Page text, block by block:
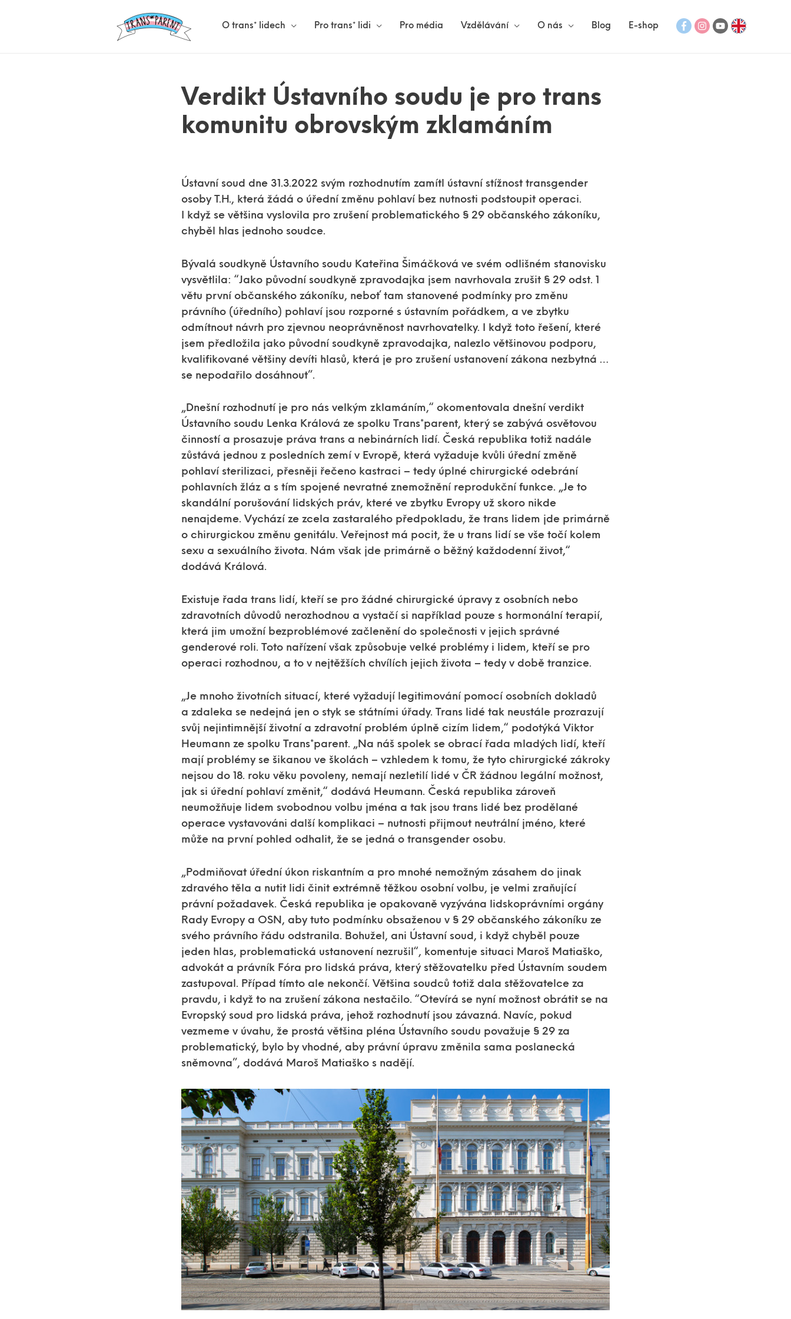
O trans* lidech Pro trans* lidi Pro média Vzdělávání O nás Blog E-shop
Verdikt Ústavního soudu je pro trans
komunitu obrovským zklamáním
Ústavní soud dne 31.3.2022 svým rozhodnutím zamítl ústavní stížnost transgender
osoby T.H., která žádá o úřední změnu pohlaví bez nutnosti podstoupit operaci.
I když se většina vyslovila pro zrušení problematického § 29 občanského zákoníku,
chyběl hlas jednoho soudce.
Bývalá soudkyně Ústavního soudu Kateřina Šimáčková ve svém odlišném stanovisku
vysvětlila: “Jako původní soudkyně zpravodajka jsem navrhovala zrušit § 29 odst. 1
větu první občanského zákoníku, neboť tam stanovené podmínky pro změnu
právního (úředního) pohlaví jsou rozporné s ústavním pořádkem, a ve zbytku
odmítnout návrh pro zjevnou neoprávněnost navrhovatelky. I když toto řešení, které
jsem předložila jako původní soudkyně zpravodajka, nalezlo většinovou podporu,
kvalifikované většiny devíti hlasů, která je pro zrušení ustanovení zákona nezbytná …
se nepodařilo dosáhnout”.
„Dnešní rozhodnutí je pro nás velkým zklamáním,“ okomentovala dnešní verdikt
Ústavního soudu Lenka Králová ze spolku Trans*parent, který se zabývá osvětovou
činností a prosazuje práva trans a nebinárních lidí. Česká republika totiž nadále
zůstává jednou z posledních zemí v Evropě, která vyžaduje kvůli úřední změně
pohlaví sterilizaci, přesněji řečeno kastraci – tedy úplné chirurgické odebrání
pohlavních žláz a s tím spojené nevratné znemožnění reprodukční funkce. „Je to
skandální porušování lidských práv, které ve zbytku Evropy už skoro nikde
nenajdeme. Vychází ze zcela zastaralého předpokladu, že trans lidem jde primárně
o chirurgickou změnu genitálu. Veřejnost má pocit, že u trans lidí se vše točí kolem
sexu a sexuálního života. Nám však jde primárně o běžný každodenní život,“
dodává Králová.
Existuje řada trans lidí, kteří se pro žádné chirurgické úpravy z osobních nebo
zdravotních důvodů nerozhodnou a vystačí si například pouze s hormonální terapií,
která jim umožní bezproblémové začlenění do společnosti v jejich správné
genderové roli. Toto nařízení však způsobuje velké problémy i lidem, kteří se pro
operaci rozhodnou, a to v nejtěžších chvílích jejich života – tedy v době tranzice.
„Je mnoho životních situací, které vyžadují legitimování pomocí osobních dokladů
a zdaleka se nedejná jen o styk se státními úřady. Trans lidé tak neustále prozrazují
svůj nejintimnější životní a zdravotní problém úplně cizím lidem,“ podotýká Viktor
Heumann ze spolku Trans*parent. „Na náš spolek se obrací řada mladých lidí, kteří
mají problémy se šikanou ve školách – vzhledem k tomu, že tyto chirurgické zákroky
nejsou do 18. roku věku povoleny, nemají nezletilí lidé v ČR žádnou legální možnost,
jak si úřední pohlaví změnit,“ dodává Heumann. Česká republika zároveň
neumožňuje lidem svobodnou volbu jména a tak jsou trans lidé bez prodělané
operace vystavováni další komplikaci – nutnosti přijmout neutrální jméno, které
může na první pohled odhalit, že se jedná o transgender osobu.
„Podmiňovat úřední úkon riskantním a pro mnohé nemožným zásahem do jinak
zdravého těla a nutit lidi činit extrémně těžkou osobní volbu, je velmi zraňující
právní požadavek. Česká republika je opakovaně vyzývána lidskoprávními orgány
Rady Evropy a OSN, aby tuto podmínku obsaženou v § 29 občanského zákoníku ze
svého právního řádu odstranila. Bohužel, ani Ústavní soud, i když chyběl pouze
jeden hlas, problematická ustanovení nezrušil“, komentuje situaci Maroš Matiaško,
advokát a právník Fóra pro lidská práva, který stěžovatelku před Ústavním soudem
zastupoval. Případ tímto ale nekončí. Většina soudců totiž dala stěžovatelce za
pravdu, i když to na zrušení zákona nestačilo. “Otevírá se nyní možnost obrátit se na
Evropský soud pro lidská práva, jehož rozhodnutí jsou závazná. Navíc, pokud
vezmeme v úvahu, že prostá většina pléna Ústavního soudu považuje § 29 za
problematický, bylo by vhodné, aby právní úpravu změnila sama poslanecká
sněmovna”, dodává Maroš Matiaško s nadějí.